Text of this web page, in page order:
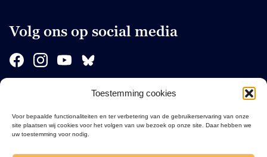
Toestemming cookies
Voor bepaalde functionaliteiten en ter verbetering van de gebruikerservaring van onze
site plaatsen wij cookies voor het volgen van uw bezoek op onze site. Daar hebben we
uw toestemming voor nodig.
Volg ons op social media